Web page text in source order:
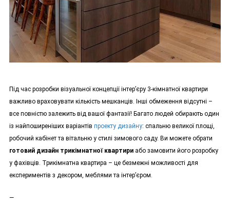
Під час розробки візуальної концепції інтер’єру 3-кімнатної квартири
важливо враховувати кількість мешканців. Інші обмеження відсутні –
все повністю залежить від вашої фантазії! Багато людей обирають один
із найпоширеніших варіантів проекту дизайну: спальню великої площі,
робочий кабінет та вітальню у стилі зимового саду. Ви можете обрати
готовий дизайн трикімнатної квартириабо замовити його розробку
у фахівців. Трикімнатна квартира – це безмежні можливості для
експериментів з декором, меблями та інтер’єром.
—